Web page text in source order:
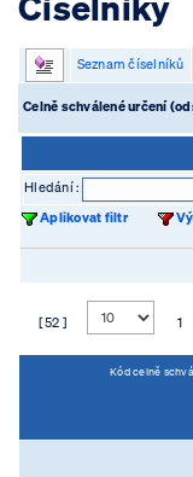
Seznam číselníků
Celně schválené určení
Hledání :
Aplikovat filtr
[ 52 ] 1
Kód celně